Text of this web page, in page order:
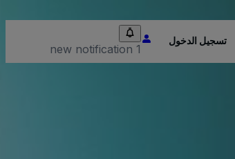
تسجيل الدخول
1 new notification